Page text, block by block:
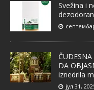
Svežina i
ČUDESNA
DA
iznedrila
јул 31,